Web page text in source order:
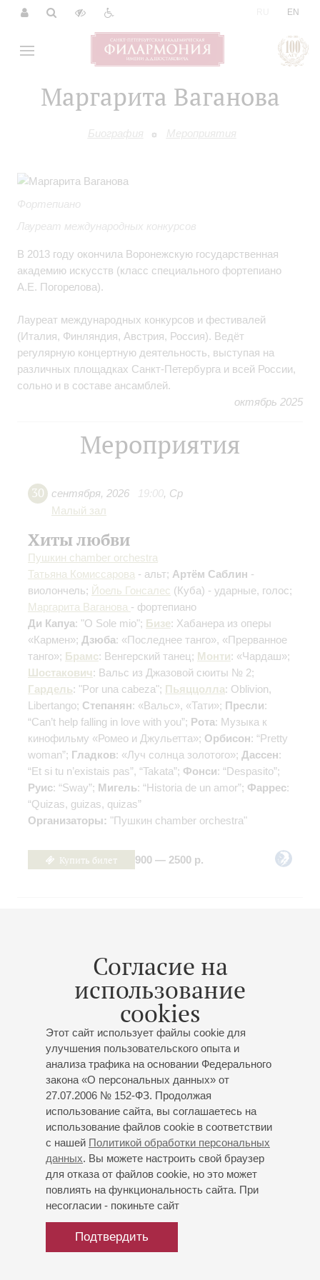
EN
Маргарита Ваганова
Биография Мероприятия
Согласие на
использование
cookies
Этот сайт использует файлы cookie для
улучшения пользовательского опыта и
анализа трафика на основании Федерального
закона «О персональных данных» от
27.07.2006 № 152-ФЗ. Продолжая
использование сайта, вы соглашаетесь на
использование файлов cookie в соответствии
с нашей Политикой обработки персональных
данных. Вы можете настроить свой браузер
для отказа от файлов cookie, но это может
повлиять на функциональность сайта. При
несогласии - покиньте сайт
Подтвердить
Фортепиано
Лауреат международных конкурсов
В 2013 году окончила Воронежскую государственная
академию искусств (класс специального фортепиано
А.Е. Погорелова).
Лауреат международных конкурсов и фестивалей
(Италия, Финляндия, Австрия, Россия). Ведёт
регулярную концертную деятельность, выступая на
различных площадках Санкт-Петербурга и всей России,
сольно и в составе ансамблей.
октябрь 2025
Мероприятия
30 сентября, 2026 19:00, Ср
Малый зал
Хиты любви
Пушкин chamber orchestra
Татьяна Комиссарова - альт; Артём Саблин -
виолончель; Йоель Гонсалес (Куба) - ударные, голос;
Маргарита Ваганова - фортепиано
Ди Капуа: "O Sole mio"; Бизе: Хабанера из оперы
«Кармен»; Дзюба: «Последнее танго», «Прерванное
танго»; Брамс: Венгерский танец; Монти: «Чардаш»;
Шостакович: Вальс из Джазовой сюиты № 2;
Гардель: "Por una cabeza"; Пьяццолла: Oblivion,
Libertango; Степанян: «Вальс», «Тати»; Пресли:
“Can’t help falling in love with you”; Рота: Музыка к
кинофильму «Ромео и Джульетта»; Орбисон: “Pretty
woman”; Гладков: «Луч солнца золотого»; Дассен:
“Et si tu n’existais pas”, “Takata”; Фонси: “Despasito”;
Руис: “Sway”; Мигель: “Historia de un amor”; Фаррес:
“Quizas, guizas, quizas”
Организаторы: "Пушкин chamber orchestra"
Купить билет 900 — 2500 р.
Рок-хиты «при свечах»
Екатерина Нагорная- скрипка;Татьяна Комиссарова
Маргарита Ваганова- фортепиано;
Гонсалес
(Куба) - ударные
Шор: Музыка из кинофильмов «Властелин колец»,
«Хоббит»;Циммер: Музыка из мультфильма
«Король лев», Сюита из музыки к кинофильму
«Интерстеллар»; Хорнер : Музыка из кинофильма
«Аватар»;Бадельт: Музыка из кинофильма
«Пираты Карибского моря»;Queen: "A Kind of Magic",
"Another One Bites The Dust", "Bicycle Race", "I Want
To Break Free", "Killer Queen", "Somebody To Love",
"We Will Rock You", "We Are The Champions",
"Bohemian Rhapsody", "The Show Must Go On"
Организаторы:ИП Д.Н.Хотько
Купить билет